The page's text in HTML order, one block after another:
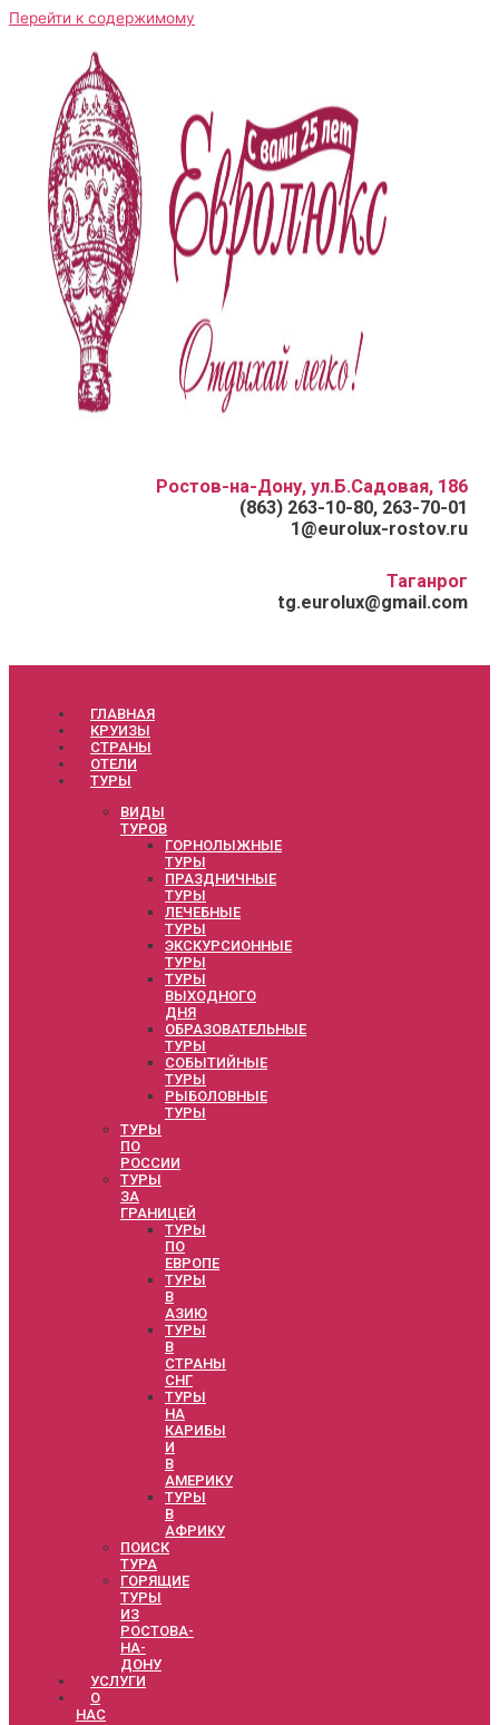
Перейти к содержимому
Ростов-на-Дону, ул.Б.Садовая, 186
(863) 263-10-80, 263-70-01
1@eurolux-rostov.ru
Таганрог
tg.eurolux@gmail.com
ГЛАВНАЯ
КРУИЗЫ
СТРАНЫ
ОТЕЛИ
ТУРЫ
ВИДЫ
ТУРОВ
ГОРНОЛЫЖНЫЕ
ТУРЫ
ПРАЗДНИЧНЫЕ
ТУРЫ
ЛЕЧЕБНЫЕ
ТУРЫ
ЭКСКУРСИОННЫЕ
ТУРЫ
ТУРЫ
ВЫХОДНОГО
ДНЯ
ОБРАЗОВАТЕЛЬНЫЕ
ТУРЫ
СОБЫТИЙНЫЕ
ТУРЫ
РЫБОЛОВНЫЕ
ТУРЫ
ТУРЫ
ПО
РОССИИ
ТУРЫ
ЗА
ГРАНИЦЕЙ
ТУРЫ
ПО
ЕВРОПЕ
ТУРЫ
В
АЗИЮ
ТУРЫ
В
СТРАНЫ
СНГ
ТУРЫ
НА
КАРИБЫ
И
В
АМЕРИКУ
ТУРЫ
В
АФРИКУ
ПОИСК
ТУРА
ГОРЯЩИЕ
ТУРЫ
ИЗ
РОСТОВА-
НА-
ДОНУ
УСЛУГИ
О
НАС